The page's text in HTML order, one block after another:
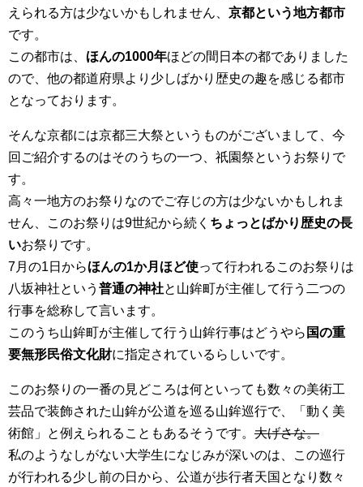
えられる方は少ないかもしれません、 京都という地方都市
です。
この都市は、 ほんの1000年ほどの間日本の都でありました
ので、他の都道府県より少しばかり歴史の趣を感じる都市
となっております。
そんな京都には京都三大祭というものがございまして、今
回ご紹介するのはそのうちの一つ、祇園祭というお祭りで
す。
高々一地方のお祭りなのでご存じの方は少ないかもしれま
せん、このお祭りは9世紀から続く ちょっとばかり歴史の長
いお祭りです。
7月の1日からほんの1か月ほど使って行われるこのお祭りは
八坂神社という 普通の神社と山鉾町が主催して行う二つの
行事を総称して言います。
このうち山鉾町が主催して行う山鉾行事はどうやら 国の重
要無形民俗文化財に指定されているらしいです。
このお祭りの一番の見どころは何といっても数々の美術工
芸品で装飾された山鉾が公道を巡る山鉾巡行で、「動く美
術館」と例えられることもあるそうです。 大げさな。
私のようなしがない大学生になじみが深いのは、この巡行
が行われる少し前の日から、公道が歩行者天国となり数々